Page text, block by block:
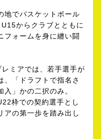
地でバスケットボール
からクラブとともに
フォームを身に纏い闘
ミアでは、若手選手が
、「ドラフトで指名さ
」かの二択のみ。
枠での契約選手とし
アの第一歩を踏み出し